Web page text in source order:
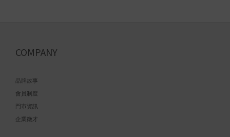
COMPANY
品牌故事
會員制度
門市資訊
企業徵才